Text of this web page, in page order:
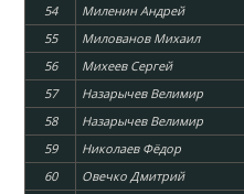
54
Миленин Андрей
55
Милованов Михаил
56
Михеев Сергей
57
Назарычев Велимир
58
Назарычев Велимир
59
Николаев Фёдор
60
Овечко Дмитрий